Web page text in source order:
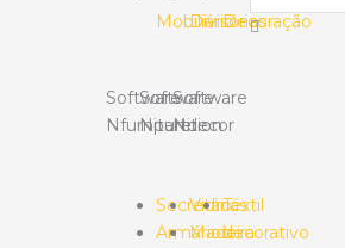
Mobiliário
Software
Nfurniture
Secretárias
Armários
Divisórias
Software
Npartition
Vidro
Madeira
Decoração
Software
Ndecor
Têxtil
decorativo